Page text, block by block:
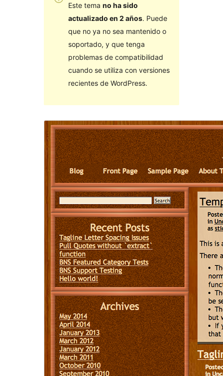
Este tema no ha sido
actualizado en 2 años. Puede
que no ya no sea mantenido o
soportado, y que tenga
problemas de compatibilidad
cuando se utiliza con versiones
recientes de WordPress.